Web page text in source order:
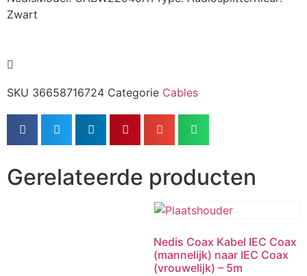
Zwart
SKU 36658716724 Categorie Cables
Gerelateerde producten
Nedis Coax Kabel IEC Coax
(mannelijk) naar IEC Coax
(vrouwelijk) – 5m